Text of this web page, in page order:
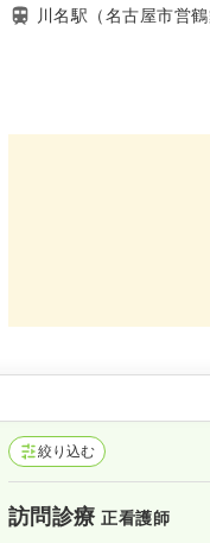
川名駅（名古屋市営鶴
絞り込む
訪問診療正看護師